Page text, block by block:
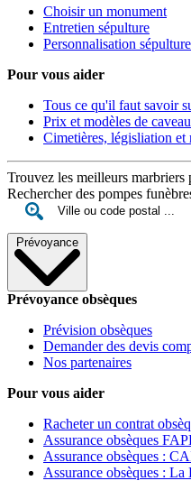
Choisir un monument
Entretien sépulture
Personnalisation sépulture
Pour vous aider
Tous ce qu'il faut savoir
Prix et modèles de
Cimetières, législiation et
Trouvez les meilleurs marbriers
Rechercher des pompes
Prévoyance
Prévoyance obsèques
Prévision obsèques
Demander des devis
Nos partenaires
Pour vous aider
Racheter un contrat
Assurance obsèques
Assurance obsèques :
Assurance obsèques : La